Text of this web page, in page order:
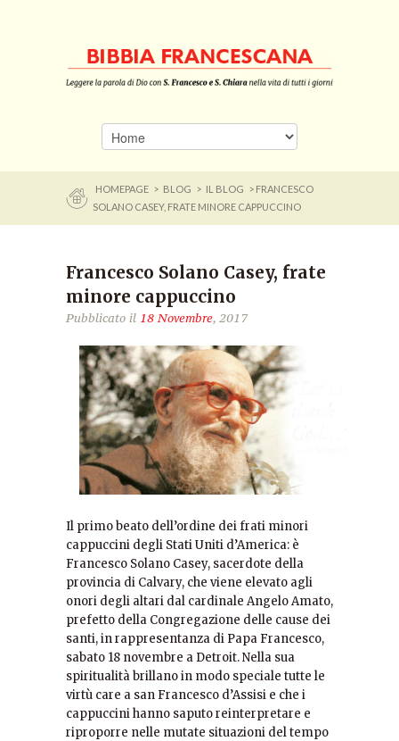
HOMEPAGE > BLOG > IL BLOG
> FRANCESCO
SOLANO CASEY, FRATE MINORE CAPPUCCINO
Francesco Solano Casey, frate
minore cappuccino
Pubblicato il 18 Novembre, 2017
Il primo beato dell’ordine dei frati minori
cappuccini degli Stati Uniti d’America: è
Francesco Solano Casey, sacerdote della
provincia di Calvary, che viene elevato agli
onori degli altari dal cardinale Angelo Amato,
prefetto della Congregazione delle cause dei
santi, in rappresentanza di Papa Francesco,
sabato 18 novembre a Detroit. Nella sua
spiritualità brillano in modo speciale tutte le
virtù care a san Francesco d’Assisi e che i
cappuccini hanno saputo reinterpretare e
riproporre nelle mutate situazioni del tempo